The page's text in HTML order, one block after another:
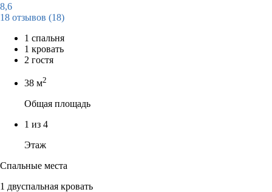
8,6
18 отзывов (18)
1 спальня
1 кровать
2 гостя
38 м2
Общая площадь
1 из 4
Этаж
Спальные места
1 двуспальная кровать